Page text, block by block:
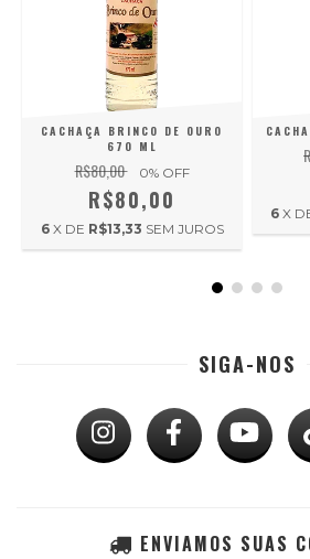
CACHAÇA BRINCO DE OURO
670 ML
R$80,00 0% OFF
R$80,00
6 X DE R$13,33 SEM JUROS
6 X
SIGA-NOS
ENVIAMOS SUAS